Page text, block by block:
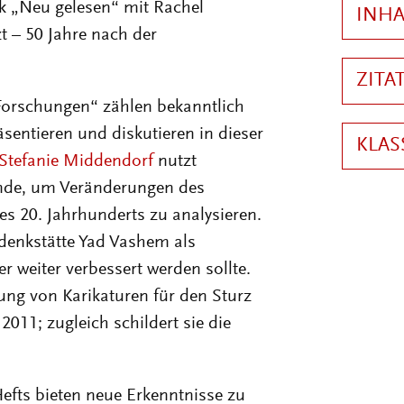
„Neu gelesen“ mit Rachel
– 50 Jahre nach der
zählen bekanntlich
und diskutieren in dieser
Middendorf nutzt
um Veränderungen des
20. Jahrhunderts zu analysieren.
Yad Vashem als
weiter verbessert werden sollte.
von Karikaturen für den Sturz
zugleich schildert sie die
bieten neue Erkenntnisse zu